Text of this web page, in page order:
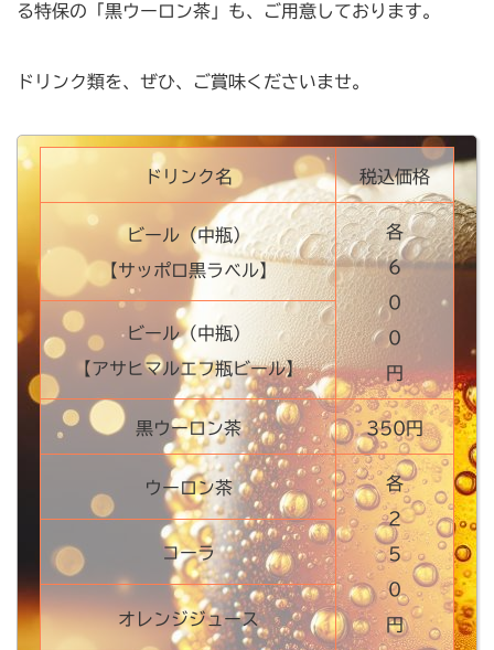
る特保の「黒ウーロン茶」も、ご用意しております。
ドリンク類を、ぜひ、ご賞味くださいませ。
ドリンク名 税込価格
ビール（中瓶）
【サッポロ黒ラベル】
各
6
0
0
円
ビール（中瓶）
【アサヒマルエフ瓶ビール】
黒ウーロン茶 350円
ウーロン茶
各
2
5
0
円
コーラ
オレンジジュース